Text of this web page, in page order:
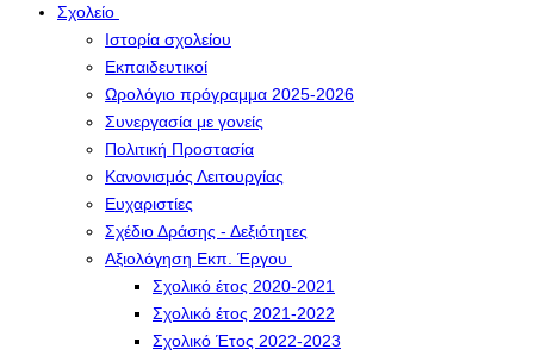
Σχολείο
Ιστορία σχολείου
Εκπαιδευτικοί
Ωρολόγιο πρόγραμμα 2025-2026
Συνεργασία με γονείς
Πολιτική Προστασία
Κανονισμός Λειτουργίας
Ευχαριστίες
Σχέδιο Δράσης - Δεξιότητες
Αξιολόγηση Εκπ. Έργου
Σχολικό έτος 2020-2021
Σχολικό έτος 2021-2022
Σχολικό Έτος 2022-2023